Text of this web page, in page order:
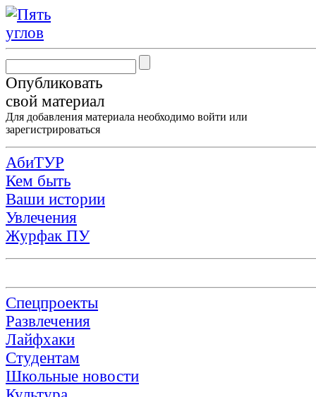
Опубликовать
свой материал
Для добавления материала необходимо войти или
зарегистрироваться
АбиТУР
Кем быть
Ваши истории
Увлечения
Журфак ПУ
Спецпроекты
Развлечения
Лайфхаки
Студентам
Школьные новости